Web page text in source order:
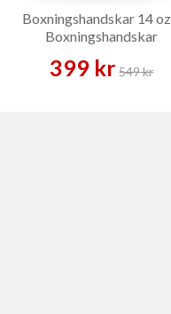
Boxningshandskar 14
Boxningshandskar
399 kr 549 kr